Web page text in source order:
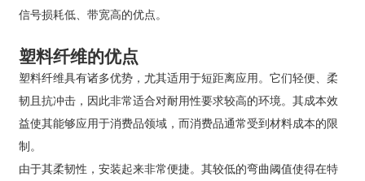
信号损耗低、带宽高的优点。
塑料纤维的优点
塑料纤维具有诸多优势，尤其适用于短距离应用。它们轻便、柔
韧且抗冲击，因此非常适合对耐用性要求较高的环境。其成本效
益使其能够应用于消费品领域，而消费品通常受到材料成本的限
制。
由于其柔韧性，安装起来非常便捷。其较低的弯曲阈值使得在特